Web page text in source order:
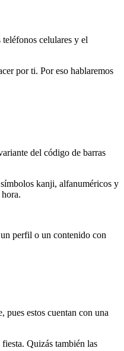
celulares y el
por ti. Por eso hablaremos
del código de barras
kanji, alfanuméricos y
perfil o un contenido con
pues estos cuentan con una
Quizás también las